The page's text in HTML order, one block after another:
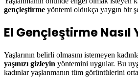
gençleştirme yöntemi oldukça yaygın bir
El Gençleştirme Nasıl
Yaşlarının belirli olmasını istemeyen
yaşınızı gizleyin yöntemini uygular. Bu
kadınlar yaşlanmanın tüm görüntülerini